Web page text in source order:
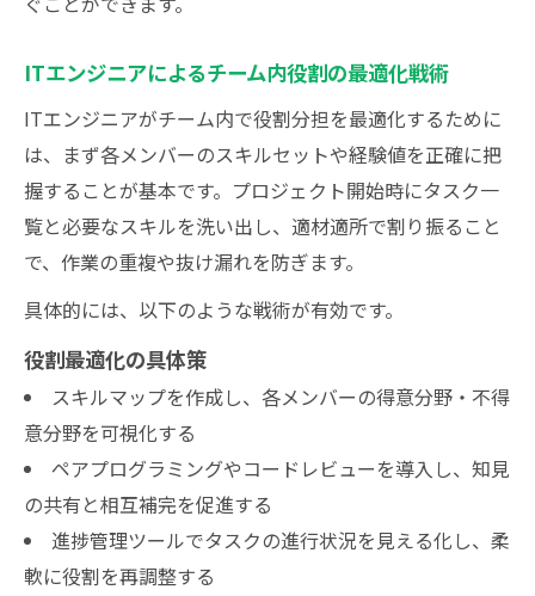
ITエンジニアによるチーム内役割の最適化戦術
ITエンジニアがチーム内で役割分担を最適化するために
は、まず各メンバーのスキルセットや経験値を正確に把
握することが基本です。プロジェクト開始時にタスク一
覧と必要なスキルを洗い出し、適材適所で割り振ること
で、作業の重複や抜け漏れを防ぎます。
具体的には、以下のような戦術が有効です。
役割最適化の具体策
スキルマップを作成し、各メンバーの得意分野・不得
意分野を可視化する
ペアプログラミングやコードレビューを導入し、知見
の共有と相互補完を促進する
進捗管理ツールでタスクの進行状況を見える化し、柔
軟に役割を再調整する